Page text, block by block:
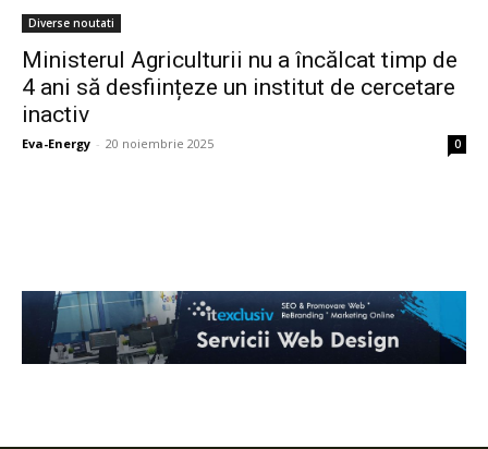
Diverse noutati
Ministerul Agriculturii nu a încălcat timp de
4 ani să desființeze un institut de cercetare
inactiv
Eva-Energy - 20 noiembrie 2025 0